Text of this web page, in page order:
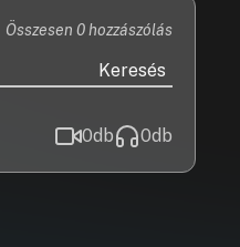
Összesen 0 hozzászólás
Keresés
0db 0db